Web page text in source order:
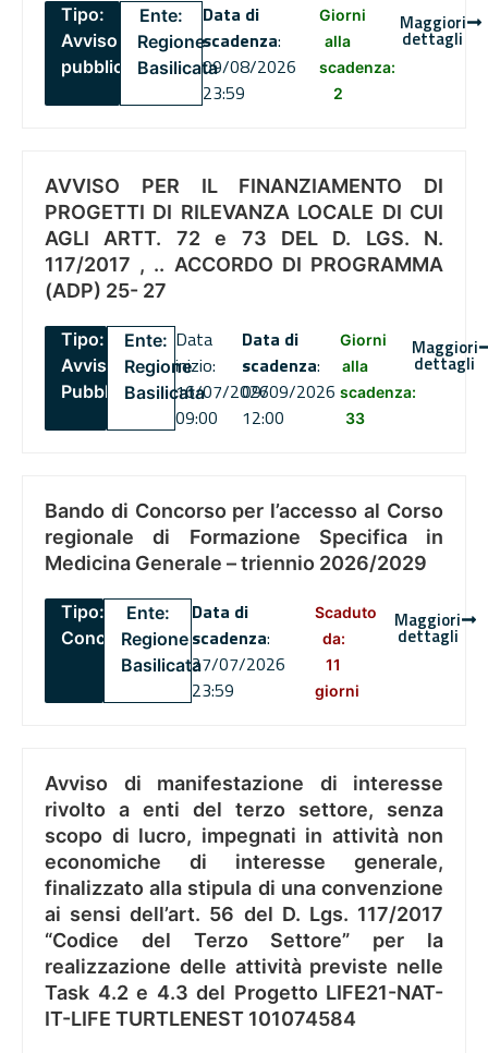
Tipo:
Avviso
pubblico
Ente:
Regione
Basilicata
Data di
scadenza:
09/08/2026
23:59
Giorni
alla
scadenza:
2
Maggiori
dettagli
AVVISO PER IL FINANZIAMENTO DI
PROGETTI DI RILEVANZA LOCALE DI CUI
AGLI ARTT. 72 e 73 DEL D. LGS. N.
117/2017 , .. ACCORDO DI PROGRAMMA
(ADP) 25- 27
Tipo:
Avviso
Pubblico
Ente:
Regione
Basilicata
Data
inizio:
16/07/2026
09:00
Data di
scadenza:
09/09/2026
12:00
Giorni
alla
scadenza:
33
Maggiori
dettagli
Bando di Concorso per l’accesso al Corso
regionale di Formazione Specifica in
Medicina Generale – triennio 2026/2029
Tipo:
Concorsi
Ente:
Regione
Basilicata
Data di
scadenza:
27/07/2026
23:59
Scaduto
da:
11
giorni
Maggiori
dettagli
Avviso di manifestazione di interesse
rivolto a enti del terzo settore, senza
scopo di lucro, impegnati in attività non
economiche di interesse generale,
finalizzato alla stipula di una convenzione
ai sensi dell’art. 56 del D. Lgs. 117/2017
“Codice del Terzo Settore” per la
realizzazione delle attività previste nelle
Task 4.2 e 4.3 del Progetto LIFE21-NAT-
IT-LIFE TURTLENEST 101074584